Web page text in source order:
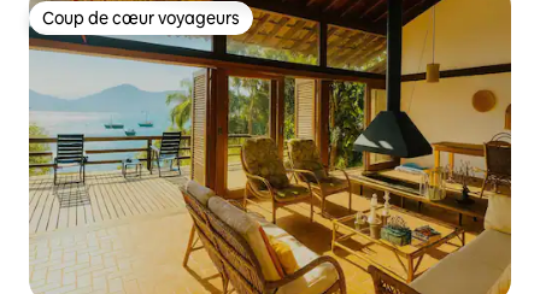
Coup de cœur voyageurs
Coup de cœur voyageurs